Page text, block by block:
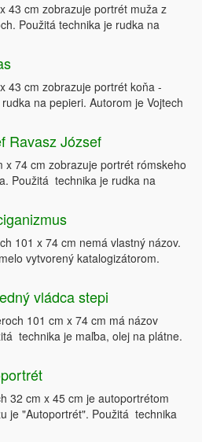
43 cm zobrazuje portrét muža z
Použitá technika je rudka na
43 cm zobrazuje portrét koňa -
na pepieri. Autorom je Vojtech
Ravasz József
x 74 cm zobrazuje portrét rómskeho
Použitá technika je rudka na
101 x 74 cm nemá vlastný názov.
vytvorený katalogizátorom.
vládca stepi
101 cm x 74 cm má názov
technika je maľba, olej na plátne.
32 cm x 45 cm je autoportrétom
je "Autoportrét". Použitá technika